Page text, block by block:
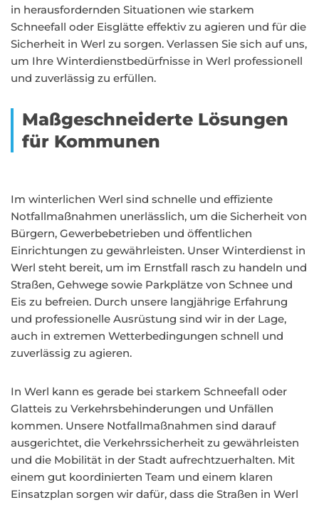
in herausfordernden Situationen wie starkem
Schneefall oder Eisglätte effektiv zu agieren und für die
Sicherheit in Werl zu sorgen. Verlassen Sie sich auf uns,
um Ihre Winterdienstbedürfnisse in Werl professionell
und zuverlässig zu erfüllen.
Maßgeschneiderte Lösungen
für Kommunen
Im winterlichen Werl sind schnelle und effiziente
Notfallmaßnahmen unerlässlich, um die Sicherheit von
Bürgern, Gewerbebetrieben und öffentlichen
Einrichtungen zu gewährleisten. Unser Winterdienst in
Werl steht bereit, um im Ernstfall rasch zu handeln und
Straßen, Gehwege sowie Parkplätze von Schnee und
Eis zu befreien. Durch unsere langjährige Erfahrung
und professionelle Ausrüstung sind wir in der Lage,
auch in extremen Wetterbedingungen schnell und
zuverlässig zu agieren.
In Werl kann es gerade bei starkem Schneefall oder
Glatteis zu Verkehrsbehinderungen und Unfällen
kommen. Unsere Notfallmaßnahmen sind darauf
ausgerichtet, die Verkehrssicherheit zu gewährleisten
und die Mobilität in der Stadt aufrechtzuerhalten. Mit
einem gut koordinierten Team und einem klaren
Einsatzplan sorgen wir dafür, dass die Straßen in Werl